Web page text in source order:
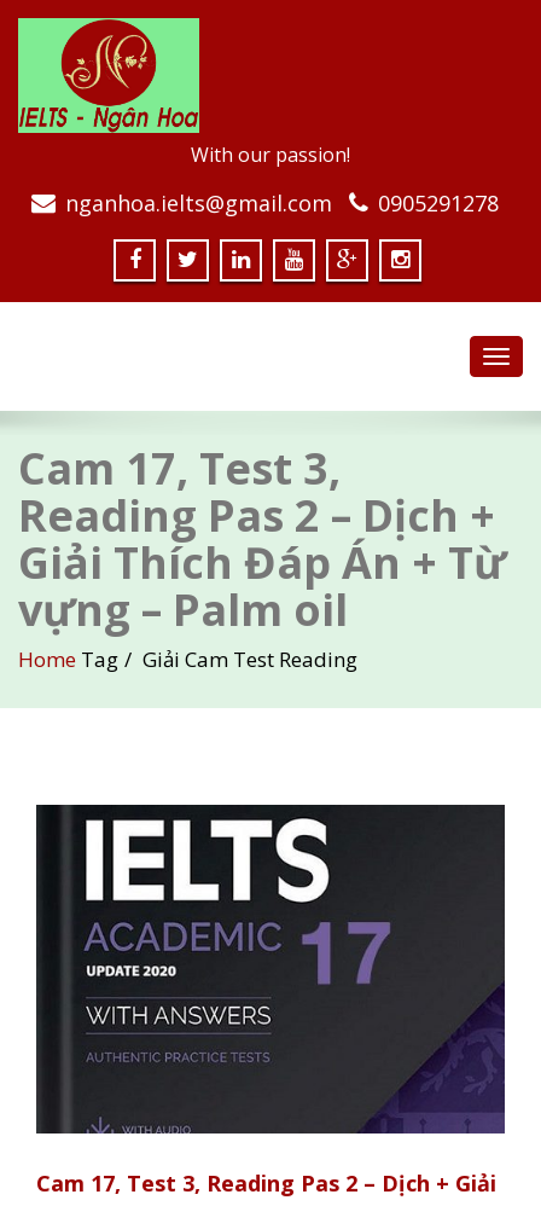
With our passion!
nganhoa.ielts@gmail.com 0905291278
Cam 17, Test 3,
Reading Pas 2 – Dịch +
Giải Thích Đáp Án + Từ
vựng – Palm oil
Home Tag Giải Cam Test Reading
Cam 17, Test 3, Reading Pas 2 – Dịch + Giải